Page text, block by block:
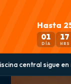
Hasta
01
DÍA
17
HRS
| se llena